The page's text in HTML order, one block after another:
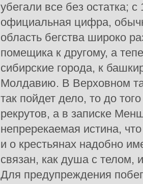
убегали все без остатка;
официальная цифра,
область бегства широко
помещика к другому, а
сибирские города, к
Молдавию. В Верховном
так пойдет дело, то до
рекрутов, а в записке
непререкаемая истина,
и о крестьянах надобно
связан, как душа с телом,
Для предупреждения